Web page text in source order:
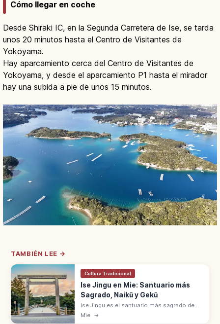
Cómo llegar en coche
Desde Shiraki IC, en la Segunda Carretera de Ise, se tarda
unos 20 minutos hasta el Centro de Visitantes de
Yokoyama.
Hay aparcamiento cerca del Centro de Visitantes de
Yokoyama, y desde el aparcamiento P1 hasta el mirador
hay una subida a pie de unos 15 minutos.
TAMBIÉN LEE →
Cultura Tradicional
Ise Jingu en Mie: Santuario más
Sagrado, Naikū y Gekū
Ise Jingu es el santuario más sagrado de
Japón, en Ise (Mie). Formado por Naikū
Mie →